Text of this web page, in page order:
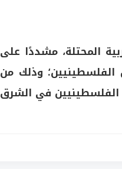
المحتلة، مشددًا على
الفلسطينيين؛ وذلك من
الفلسطينيين في الشرق